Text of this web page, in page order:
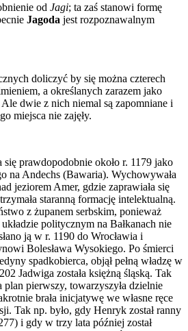
od Jagi; ta zaś stanowi formę
Jagoda jest rozpoznawalnym
doliczyć by się można czterech
a określanych zarazem jako
Ale dwie z nich niemal są zapomniane i
miejsca nie zajęły.
się prawdopodobnie około r. 1179 jako
na Andechs (Bawaria). Wychowywała
jeziorem Amer, gdzie zaprawiała się
staranną formację intelektualną.
z żupanem serbskim, ponieważ
politycznym na Bałkanach nie
ją w r. 1190 do Wrocławia i
Bolesława Wysokiego. Po śmierci
spadkobierca, objął pełną władzę w
Jadwiga została księżną śląską. Tak
pierwszy, towarzyszyła dzielnie
brała inicjatywę we własne ręce
Tak np. było, gdy Henryk został ranny
i gdy w trzy lata później został